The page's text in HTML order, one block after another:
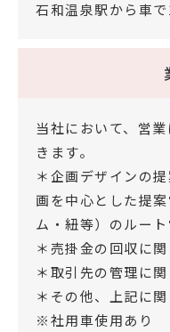
石和温泉駅から車
当社において、営
きます。
＊企画デザインの
画を中心とした提
ム・紐等）のルー
＊売掛金の回収に
＊取引先の管理に
＊その他、上記に
※社用車使用あり